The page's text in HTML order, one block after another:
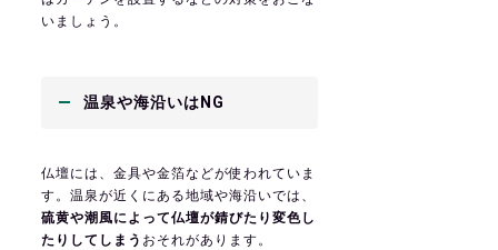
いましょう。
温泉や海沿いはNG
仏壇には、金具や金箔などが使われていま
す。温泉が近くにある地域や海沿いでは、
硫黄や潮風によって仏壇が錆びたり変色し
たりしてしまう おそれがあります。